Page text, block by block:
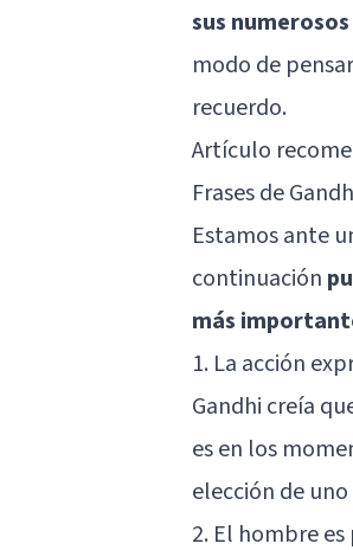
sus
modo de
recuerdo.
Artículo
Frases de
Estamos ante
continuación
más
1. La acción
Gandhi creía
es en los
elección de
2. El hombre